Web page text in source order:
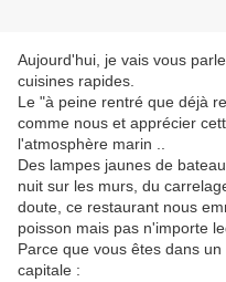
Aujourd'hui, je vais vous
cuisines rapides.
Le "à peine rentré que déjà
comme nous et apprécier
l'atmosphère marin ..
Des lampes jaunes de
nuit sur les murs, du
doute, ce restaurant nous
poisson mais pas n'importe
Parce que vous êtes dans
capitale :